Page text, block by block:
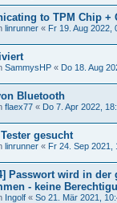
to TPM Chip +
linrunner « Fr 19. Aug 2022,
SammysHP « Do 18. Aug
Bluetooth
flaex77 « Do 7. Apr 2022,
gesucht
linrunner « Fr 24. Sep 2021,
Passwort wird in der
- keine
Ingolf « So 21. Mär 2021,